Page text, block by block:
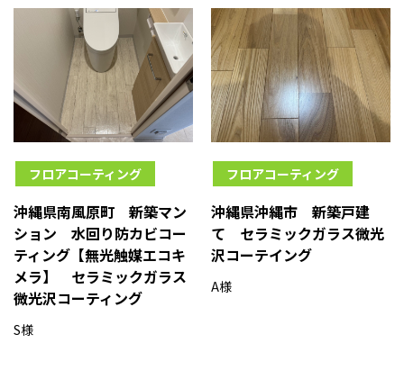
フロアコーティング
沖縄県南風原町 新築マン
ション 水回り防カビコー
ティング【無光触媒エコキ
メラ】 セラミックガラス
微光沢コーティング
S様
フロアコーティング
沖縄県沖縄市 新築戸建
て セラミックガラス微光
沢コーテイング
A様